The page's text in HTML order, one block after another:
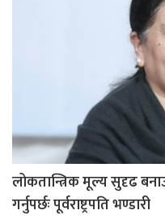
लोकतान्त्रिक मूल्य सुदृढ
गर्नुपर्छः पूर्वराष्ट्रपति भण्डारी